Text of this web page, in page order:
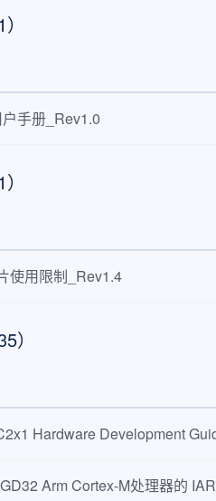
手册_Rev1.0
使用限制_Rev1.4
）
Hardware Development
Arm Cortex-M处理器的